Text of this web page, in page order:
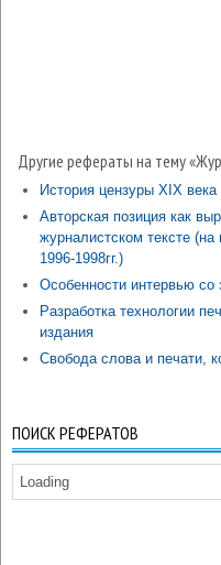
Другие рефераты на тему
История цензуры XIX века
Авторская позиция как
журналистском тексте
1996-1998гг.)
Особенности интервью со
Разработка технологии
издания
Свобода слова и печати,
ПОИСК РЕФЕРАТОВ
Loading